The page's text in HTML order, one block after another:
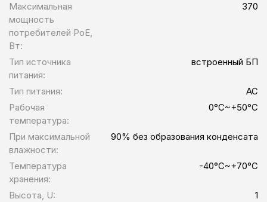
Максимальная
мощность
потребителей PoE,
Вт:
370
Тип источника
питания:
встроенный БП
Тип питания:
AC
Рабочая
температура:
0°C~+50°C
При максимальной
влажности:
90% без образования конденсата
Температура
хранения:
-40°C~+70°C
Высота, U:
1